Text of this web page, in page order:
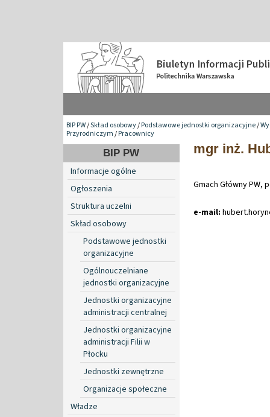
BIP PW/Skład osobowy/Podstawowe jednostki organizacyjne/
Przyrodniczym/Pracownicy
BIP PW
Informacje ogólne
Ogłoszenia
Struktura uczelni
Skład osobowy
Podstawowe jednostki
organizacyjne
Ogólnouczelniane
jednostki organizacyjne
Jednostki organizacyjne
administracji centralnej
Jednostki organizacyjne
administracji Filii w
Płocku
Jednostki zewnętrzne
Organizacje społeczne
Władze
mgr inż.
Gmach Główny PW,
e-mail: hubert.